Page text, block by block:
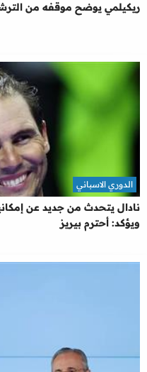
ريكيلمي يوضح موقفه من
نادال يتحدث من جديد عن
ويؤكد: أحترم بيريز
الدوري الاسباني